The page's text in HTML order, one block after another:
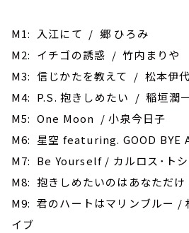
M1: 入江にて / 郷 ひろみ
M2: イチゴの誘惑 / 竹内まりや
M3: 信じかたを教えて / 松本伊代
M4: P.S. 抱きしめたい / 稲垣潤
M5: One Moon / 小泉今日子
M6: 星空 featuring. GOOD BYE
M7: Be Yourself / カルロス･ト
M8: 抱きしめたいのはあなただ
M9: 君のハートはマリンブルー /
イブ